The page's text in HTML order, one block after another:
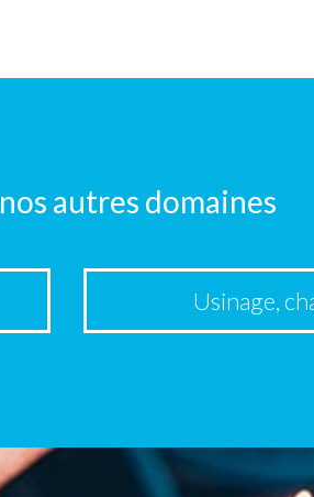
autres domaines
Usinage,